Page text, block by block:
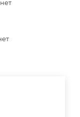
нет